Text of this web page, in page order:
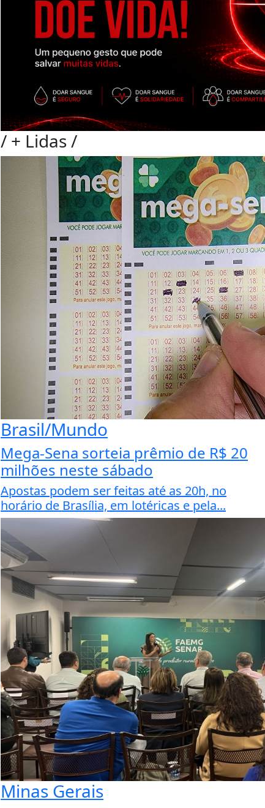
/ + Lidas/
Brasil/Mundo
Mega-Sena sorteia prêmio de R$ 20
milhões neste sábado
Apostas podem ser feitas até as 20h, no
horário de Brasília, em lotéricas e pela...
Minas Gerais